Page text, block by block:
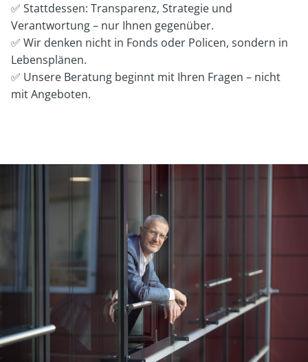
✅ Stattdessen: Transparenz, Strategie und
Verantwortung – nur Ihnen gegenüber.
✅ Wir denken nicht in Fonds oder Policen, sondern in
Lebensplänen.
✅ Unsere Beratung beginnt mit Ihren Fragen – nicht
mit Angeboten.